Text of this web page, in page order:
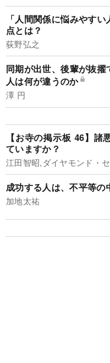
「人間関係に悩みやす
点とは？
荻野弘之
同期が出世、後輩が抜
人は何が違うのか
澤 円
【お寺の掲示板 46】諸
ていますか？
江田智昭,ダイヤモンド・
成功する人は、不平等
加地太祐